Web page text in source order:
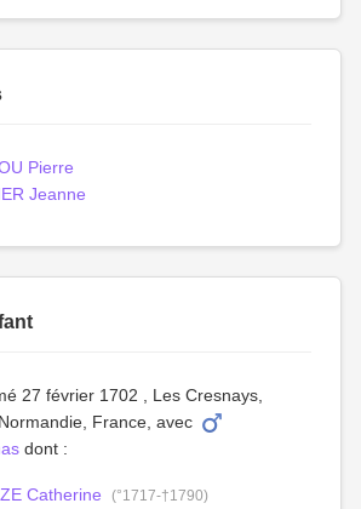
Pierre
Jeanne
27 février 1702 , Les Cresnays,
France, avec
dont :
Catherine (°1717-†1790)